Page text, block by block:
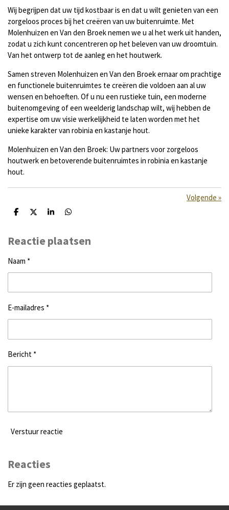
Wij begrijpen dat uw tijd kostbaar is en dat u wilt genieten van een
zorgeloos proces bij het creëren van uw buitenruimte. Met
Molenhuizen en Van den Broek nemen we u al het werk uit handen,
zodat u zich kunt concentreren op het beleven van uw droomtuin.
Van het ontwerp tot de aanleg en het houtwerk.
Samen streven Molenhuizen en Van den Broek ernaar om prachtige
en functionele buitenruimtes te creëren die voldoen aan al uw
wensen en behoeften. Of u nu een rustieke tuin, een moderne
buitenomgeving of een weelderig landschap wilt, wij hebben de
expertise om uw visie werkelijkheid te laten worden met het
unieke karakter van robinia en kastanje hout.
Molenhuizen en Van den Broek: Uw partners voor zorgeloos
houtwerk en betoverende buitenruimtes in robinia en kastanje
hout.
Volgende »
D
e
n
D
l
S
r
e
D
e
n
Reactie plaatsen
Naam *
E-mailadres *
Bericht *
Verstuur reactie
Reacties
Er zijn geen reacties geplaatst.